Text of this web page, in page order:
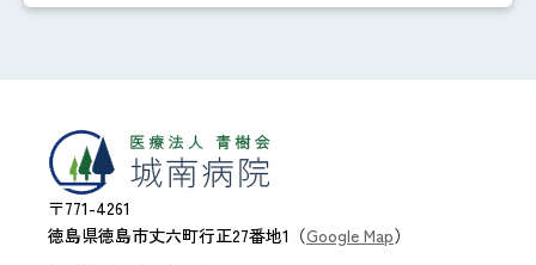
〒771-4261
徳島県徳島市丈六町行正27番地1（Google Map）